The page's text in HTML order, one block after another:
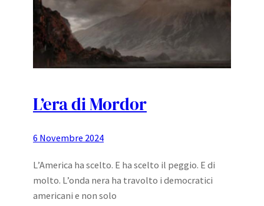
L’era di Mordor
6 Novembre 2024
L’America ha scelto. E ha scelto il peggio. E di
molto. L’onda nera ha travolto i democratici
americani e non solo